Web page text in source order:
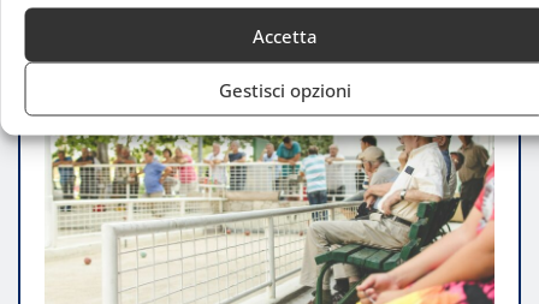
Accetta
Gestisci opzioni